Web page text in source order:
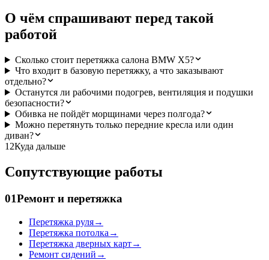
О чём спрашивают перед такой
работой
Сколько стоит перетяжка салона BMW X5?
Что входит в базовую перетяжку, а что заказывают
отдельно?
Останутся ли рабочими подогрев, вентиляция и подушки
безопасности?
Обивка не пойдёт морщинами через полгода?
Можно перетянуть только передние кресла или один
диван?
12Куда дальше
Сопутствующие работы
01Ремонт и перетяжка
Перетяжка руля→
Перетяжка потолка →
Перетяжка дверных карт→
Ремонт сидений →